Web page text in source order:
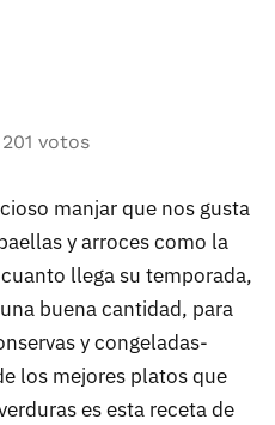
201 votos
manjar que nos gusta
y arroces como la
llega su temporada,
buena cantidad, para
y congeladas-
los mejores platos que
es esta receta de